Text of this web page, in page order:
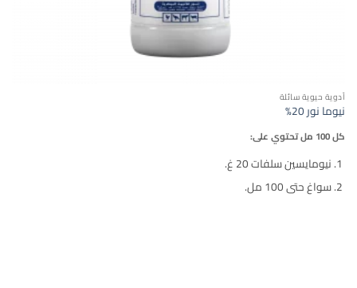
أدوية حيوية سائلة
نيوما نور 20%
كل 100 مل تحتوي على:
نيومايسين سلفات 20 غ.
سواغ حتى 100 مل.